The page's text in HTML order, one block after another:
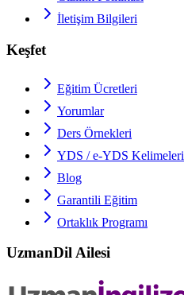
İletişim Bilgileri
Keşfet
Eğitim Ücretleri
Yorumlar
Ders Örnekleri
YDS / e-YDS Kelimeleri
Blog
Garantili Eğitim
Ortaklık Programı
UzmanDil Ailesi